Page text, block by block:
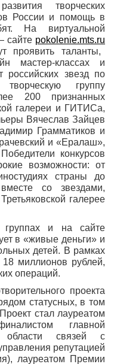
творческих
России и помощь в
На виртуальной
сайте pokolenie.mts.ru
проявить таланты,
мастер-классах и
российских звезд по
группу
200 признанных
галереи и ГИТИСа,
Вячеслав Зайцев
Грамматиков и
и «Ералаш»,
конкурсов
возможности: от
страны до
со звездами,
галерее
и на сайте
в «живые деньги» и
детей. В рамках
миллионов рублей,
операций.
проекта
статусных, в том
стал лауреатом
главной
связей с
репутацией
лауреатом Премии